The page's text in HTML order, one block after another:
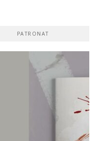
PATRONAT